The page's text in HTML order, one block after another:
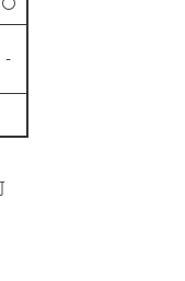
〇
-